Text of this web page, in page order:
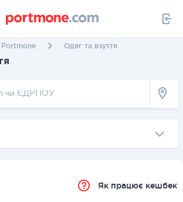
Portmone Одяг та взуття
Як працює кешбек